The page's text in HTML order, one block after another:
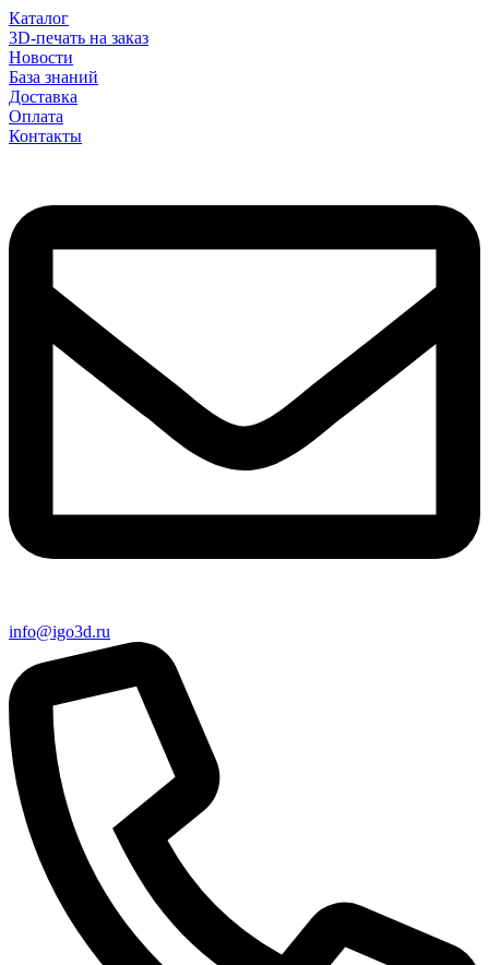
Каталог
3D-печать на заказ
Новости
База знаний
Доставка
Оплата
Контакты
info@igo3d.ru